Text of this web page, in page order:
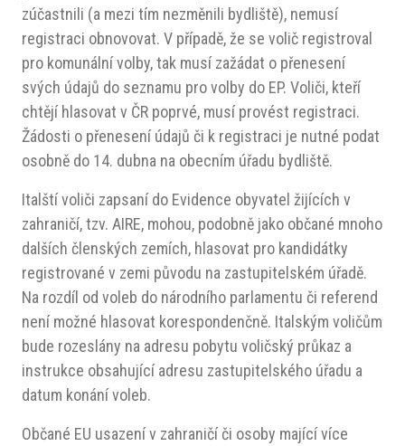
zúčastnili (a mezi tím nezměnili bydliště), nemusí
registraci obnovovat. V případě, že se volič registroval
pro komunální volby, tak musí zažádat o přenesení
svých údajů do seznamu pro volby do EP. Voliči, kteří
chtějí hlasovat v ČR poprvé, musí provést registraci.
Žádosti o přenesení údajů či k registraci je nutné podat
osobně do 14. dubna na obecním úřadu bydliště.
Italští voliči zapsaní do Evidence obyvatel žijících v
zahraničí, tzv. AIRE, mohou, podobně jako občané mnoho
dalších členských zemích, hlasovat pro kandidátky
registrované v zemi původu na zastupitelském úřadě.
Na rozdíl od voleb do národního parlamentu či referend
není možné hlasovat korespondenčně. Italským voličům
bude rozeslány na adresu pobytu voličský průkaz a
instrukce obsahující adresu zastupitelského úřadu a
datum konání voleb.
Občané EU usazení v zahraničí či osoby mající více